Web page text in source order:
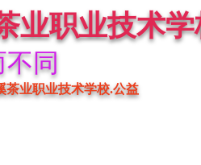
业职业技术学
不同
茶业职业技术学校.公益